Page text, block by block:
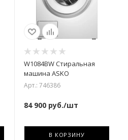
W1084BW Стиральная
машина ASKO
Арт.: 746386
84 900руб./шт
В КОРЗИНУ